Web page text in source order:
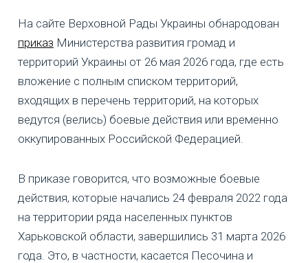
На сайте Верховной Рады Украины обнародован
приказ Министерства развития громад и
территорий Украины от 26 мая 2026 года, где есть
вложение с полным списком территорий,
входящих в перечень территорий, на которых
ведутся (велись) боевые действия или временно
оккупированных Российской Федерацией.
В приказе говорится, что возможные боевые
действия, которые начались 24 февраля 2022 года
на территории ряда населенных пунктов
Харьковской области, завершились 31 марта 2026
года. Это, в частности, касается Песочина и